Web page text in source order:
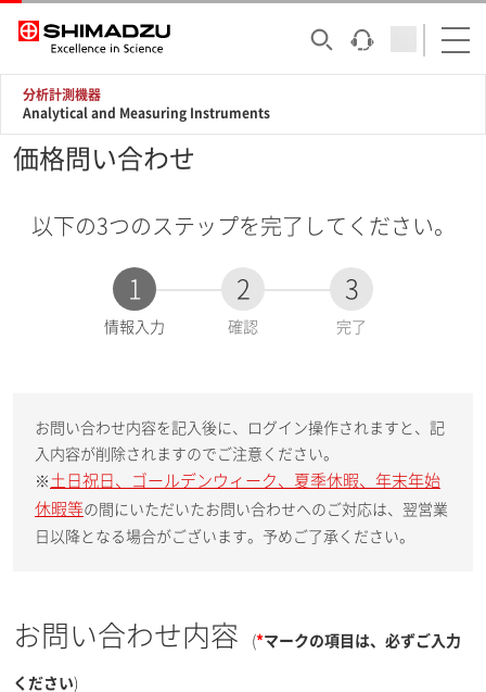
分析計測機器
Analytical and Measuring Instruments
価格問い合わせ
以下の3つのステップを完了してください。
1
現
情報入力
2
確認
3
完了
お問い合わせ内容を記入後に、ログイン操作されますと、記
入内容が削除されますのでご注意ください。
※ 土日祝日、ゴールデンウィーク、夏季休暇、年末年始
休暇等の間にいただいたお問い合わせへのご対応は、翌営業
日以降となる場合がございます。予めご了承ください。
お問い合わせ内容 (*マークの項目は、必ずご入力
ください)